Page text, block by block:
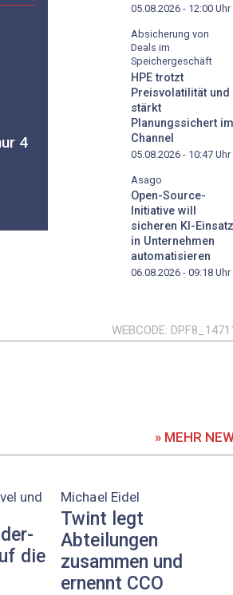
4
05.08.2026 - 12:00 Uhr
Absicherung von
Deals im
Speichergeschäft
HPE trotzt
Preisvolatilität und
stärkt
Planungssichert im
Channel
05.08.2026 - 10:47 Uhr
Asago
Open-Source-
Initiative will
sicheren KI-Einsatz
in Unternehmen
automatisieren
06.08.2026 - 09:18 Uhr
WEBCODE
» MEHR
und
die
Michael Eidel
Twint legt
Abteilungen
zusammen und
ernennt CCO